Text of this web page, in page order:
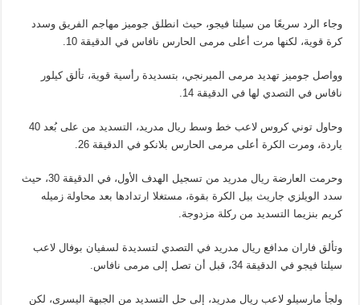
وجاء الرد سريعًا من سيلتا فيجو، حيث انطلق جوميز مهاجم الفريق وسدد
كرة قوية، لكنها مرت أعلى مرمى الحارس نافاس في الدقيقة 10.
وواصل جوميز تهديد مرمى الميرنجي، بتسديدة رأسية قوية، تألق كيلور
نافاس في التصدي لها في الدقيقة 14.
وحاول توني كروس لاعب خط وسط ريال مدريد، التسديد من على بُعد 40
ياردة، ومرت الكرة أعلى مرمى الحارس بلانكو في الدقيقة 26.
وحرمت العارضة ريال مدريد من تسجيل الهدف الأول، في الدقيقة 30، حيث
سدد الويلزي جاريث بيل الكرة بقوة، مستغلا ارتدادها بعد محاولة زميله
كريم بنزيما التسديد من ركلة مزدوجة.
وتألق فاران مدافع ريال مدريد في التصدي لتسديدة لسفيان بوفال لاعب
سيلتا فيجو في الدقيقة 34، قبل أن تصل إلى مرمى نافاس.
ولجأ مارسيلو لاعب ريال مدريد، إلى حل التسديد من الجبهة اليسرى، لكن